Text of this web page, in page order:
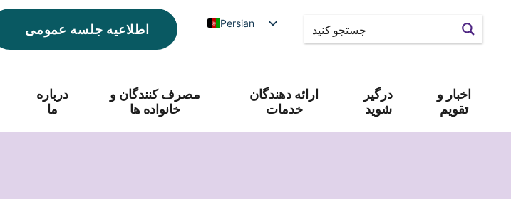
اطلاعیه جلسه عمومی Persian
درباره
ما
مصرف کنندگان و
خانواده ها
ارائه دهندگان
خدمات
درگیر
شوید
اخبار و
تقویم